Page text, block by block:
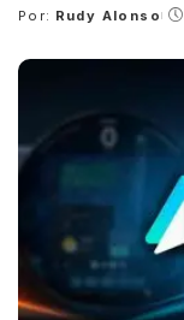
Posted
Por: Rudy Alonso